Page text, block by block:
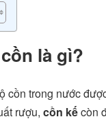
là gì?
cồn trong nước
rượu, cồn kếcòn